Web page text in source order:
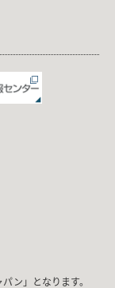
ン」となります。